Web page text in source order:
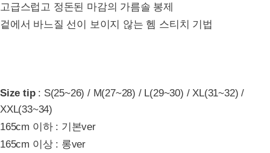
고급스럽고 정돈된 마감의 가름솔 봉제
겉에서 바느질 선이 보이지 않는 헴 스티치 기법
Size tip: S(25~26) / M(27~28) / L(29~30) / XL(31~32) /
XXL(33~34)
165cm 이하 : 기본ver
165cm 이상 : 롱ver